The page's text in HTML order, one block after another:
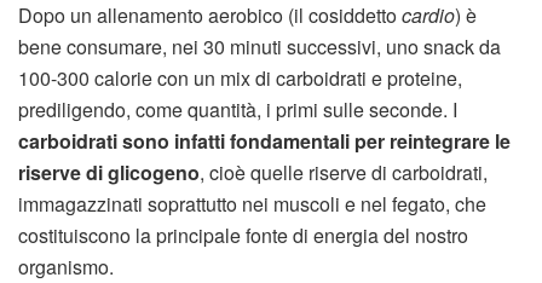
Dopo un allenamento aerobico (il cosiddettocardio) è
bene consumare, nei 30 minuti successivi, uno snack da
100-300 calorie con un mix di carboidrati e proteine,
prediligendo, come quantità, i primi sulle seconde. I
carboidrati sono infatti fondamentali per reintegrare le
riserve di glicogeno, cioè quelle riserve di carboidrati,
immagazzinati soprattutto nei muscoli e nel fegato, che
costituiscono la principale fonte di energia del nostro
organismo.